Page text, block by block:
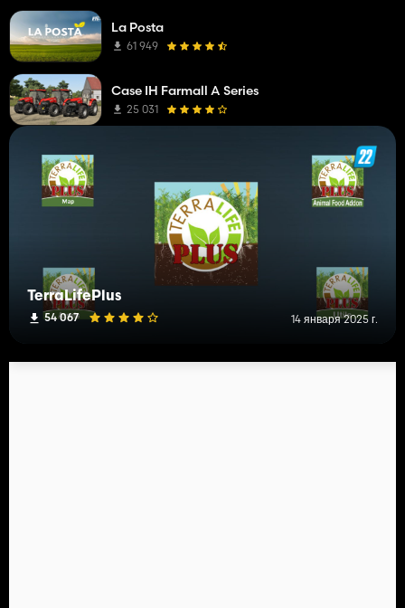
TerraLifePlus
54 067 14 января 2025 г.
La Posta
61 949
Case IH Farmall A Series
25 031